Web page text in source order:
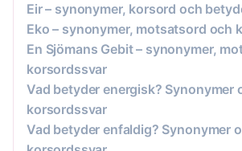
Eir – synonymer, korsord och
Eko – synonymer, motsatsord och
En Sjömans Gebit – synonymer,
korsordssvar
Vad betyder energisk? Synonymer
korsordssvar
Vad betyder enfaldig? Synonymer